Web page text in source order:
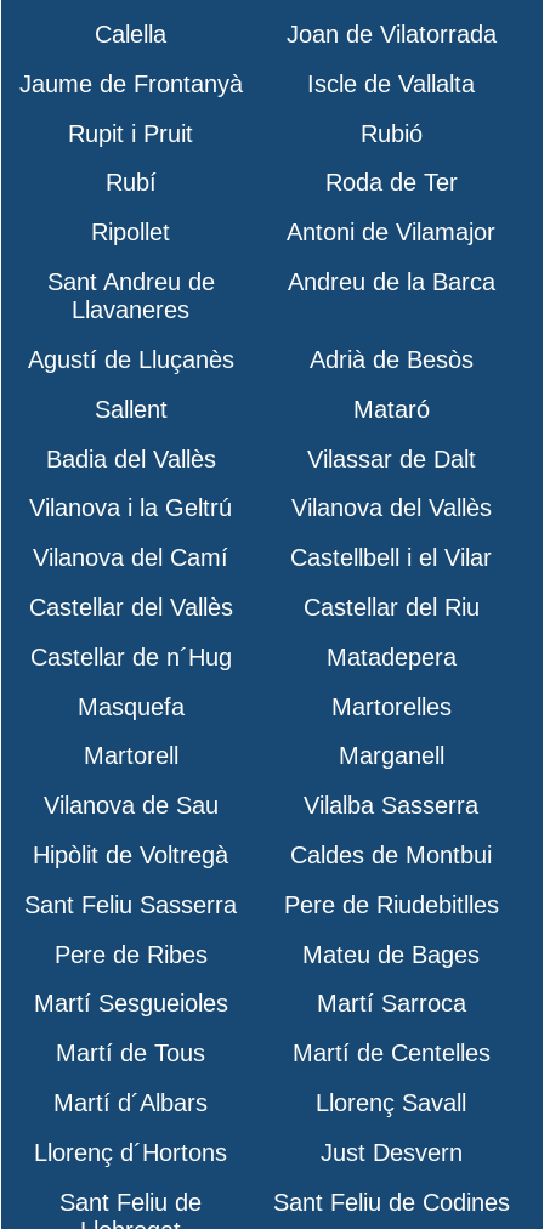
Calella
Joan de Vilatorrada
Jaume de Frontanyà
Iscle de Vallalta
Rupit i Pruit
Rubió
Rubí
Roda de Ter
Ripollet
Antoni de Vilamajor
Sant Andreu de
Llavaneres
Andreu de la Barca
Agustí de Lluçanès
Adrià de Besòs
Sallent
Mataró
Badia del Vallès
Vilassar de Dalt
Vilanova i la Geltrú
Vilanova del Vallès
Vilanova del Camí
Castellbell i el Vilar
Castellar del Vallès
Castellar del Riu
Castellar de n´Hug
Matadepera
Masquefa
Martorelles
Martorell
Marganell
Vilanova de Sau
Vilalba Sasserra
Hipòlit de Voltregà
Caldes de Montbui
Sant Feliu Sasserra
Pere de Riudebitlles
Pere de Ribes
Mateu de Bages
Martí Sesgueioles
Martí Sarroca
Martí de Tous
Martí de Centelles
Martí d´Albars
Llorenç Savall
Llorenç d´Hortons
Just Desvern
Sant Feliu de
Sant Feliu de Codines